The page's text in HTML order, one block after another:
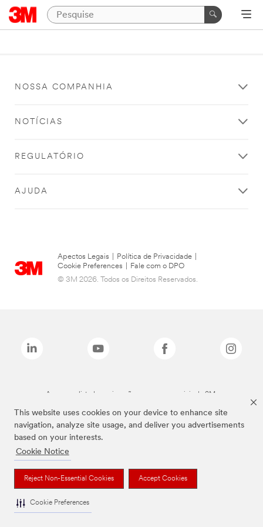
This website uses cookies on your device to enhance site
navigation, analyze site usage, and deliver you advertisements
based on your interests.
Cookie Notice
Reject Non-Essential Cookies Accept Cookies
Cookie Preferences
NOSSA COMPANHIA
NOTÍCIAS
REGULATÓRIO
AJUDA
Apectos Legais Política de Privacidade
Cookie Preferences
Fale com o DPO
© 3M 2026. Todos os Direitos Reservados.
As marcas listadas a cima são marcas comerciais da 3M.